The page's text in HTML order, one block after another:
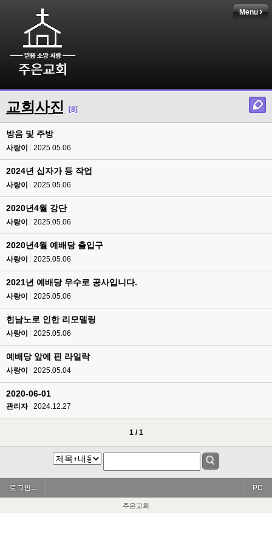
Menu
교회사진 [8]
방음 및 주방
사랑이 2025.05.06
2024년 십자가 등 작업
사랑이 2025.05.06
2020년4월 강단
사랑이 2025.05.06
2020년4월 예배당 출입구
사랑이 2025.05.06
2021년 예배당 우수로 공사입니다.
사랑이 2025.05.06
힌남노로 인한 리모델링
사랑이 2025.05.06
예배당 앞에 핀 라일락
사랑이 2025.05.04
2020-06-01
관리자 2024.12.27
1 / 1
로그인... PC
주은교회